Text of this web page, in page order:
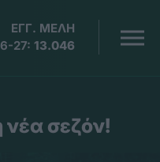
ΕΓΓ. ΜΕΛΗ
27: 13.046
σεζόν!